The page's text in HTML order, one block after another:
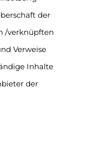
der
/verknüpften
Verweise
Inhalte
der